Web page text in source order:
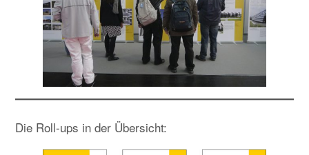
Die Roll-ups in der Übersicht: